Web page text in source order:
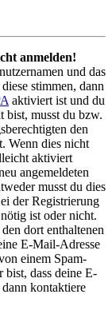
anmelden!
und das
stimmen, dann
aktiviert ist und du
bist, musst du bzw.
den
Wenn dies nicht
aktiviert
angemeldeten
musst du dies
der Registrierung
ist oder nicht.
dort enthaltenen
E-Mail-Adresse
einem Spam-
dass deine E-
kontaktiere